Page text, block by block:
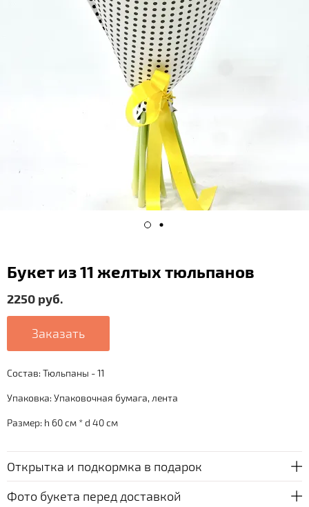
Букет из 11 желтых тюльпанов
2250 руб.
Заказать
Состав: Тюльпаны - 11
Упаковка: Упаковочная бумага, лента
Размер: h 60 см * d 40 см
Открытка и подкормка в подарок
Фото букета перед доставкой